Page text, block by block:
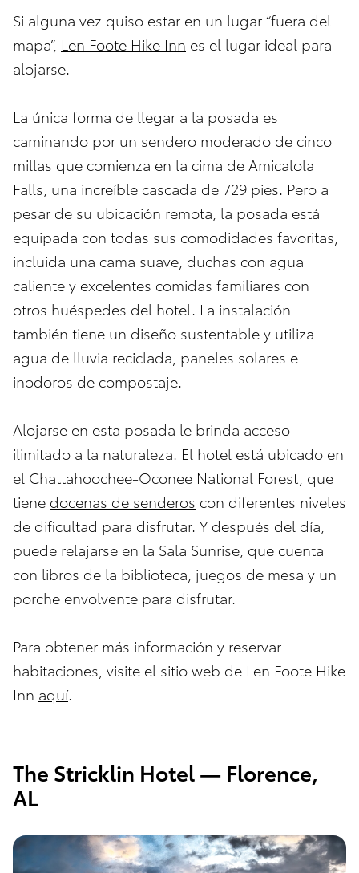
Si alguna vez quiso estar en un lugar “fuera del
mapa”, Len Foote Hike Inn es el lugar ideal para
alojarse.
La única forma de llegar a la posada es
caminando por un sendero moderado de cinco
millas que comienza en la cima de Amicalola
Falls, una increíble cascada de 729 pies. Pero a
pesar de su ubicación remota, la posada está
equipada con todas sus comodidades favoritas,
incluida una cama suave, duchas con agua
caliente y excelentes comidas familiares con
otros huéspedes del hotel. La instalación
también tiene un diseño sustentable y utiliza
agua de lluvia reciclada, paneles solares e
inodoros de compostaje.
Alojarse en esta posada le brinda acceso
ilimitado a la naturaleza. El hotel está ubicado en
el Chattahoochee-Oconee National Forest, que
tiene docenas de senderos con diferentes niveles
de dificultad para disfrutar. Y después del día,
puede relajarse en la Sala Sunrise, que cuenta
con libros de la biblioteca, juegos de mesa y un
porche envolvente para disfrutar.
Para obtener más información y reservar
habitaciones, visite el sitio web de Len Foote Hike
Inn aquí.
The Stricklin Hotel — Florence,
AL